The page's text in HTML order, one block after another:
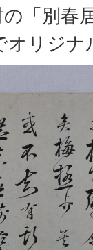
「別春
オリジ